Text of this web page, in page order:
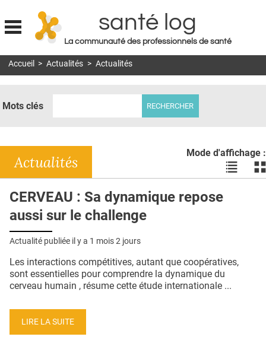
Jump to navigation
santé log
La communauté des professionnels de santé
MON COMPTE
DOSSIERS
RÉSEAUX
E-REVUE SAD
QUI SOMMES-NOUS ?
CONDITIONS GÉNÉRALES
Accueil > Actualités > Actualités
Mots clés
Mode d'affichage :
Voir
les
les
Actualités
CERVEAU : Sa dynamique repose
aussi sur le challenge
Actualité publiée il y a 1 mois 2 jours
Les interactions compétitives, autant que coopératives,
sont essentielles pour comprendre la dynamique du
cerveau humain , résume cette étude internationale ...
LIRE LA SUITE